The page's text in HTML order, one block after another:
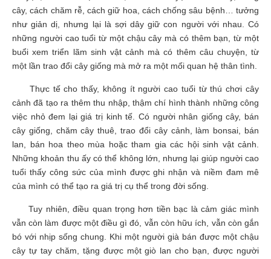
cây, cách chăm rễ, cách giữ hoa, cách chống sâu bệnh… tưởng
như giản dị, nhưng lại là sợi dây giữ con người với nhau. Có
những người cao tuổi từ một chậu cây mà có thêm bạn, từ một
buổi xem triển lãm sinh vật cảnh mà có thêm câu chuyện, từ
một lần trao đổi cây giống mà mở ra một mối quan hệ thân tình.
Thực tế cho thấy, không ít người cao tuổi từ thú chơi cây
cảnh đã tạo ra thêm thu nhập, thậm chí hình thành những công
việc nhỏ đem lại giá trị kinh tế. Có người nhân giống cây, bán
cây giống, chăm cây thuê, trao đổi cây cảnh, làm bonsai, bán
lan, bán hoa theo mùa hoặc tham gia các hội sinh vật cảnh.
Những khoản thu ấy có thể không lớn, nhưng lại giúp người cao
tuổi thấy công sức của mình được ghi nhận và niềm đam mê
của mình có thể tạo ra giá trị cụ thể trong đời sống.
Tuy nhiên, điều quan trọng hơn tiền bạc là cảm giác mình
vẫn còn làm được một điều gì đó, vẫn còn hữu ích, vẫn còn gắn
bó với nhịp sống chung. Khi một người già bán được một chậu
cây tự tay chăm, tặng được một giò lan cho bạn, được người